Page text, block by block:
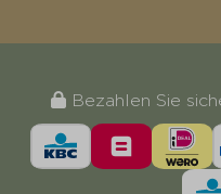
Bezahlen Sie